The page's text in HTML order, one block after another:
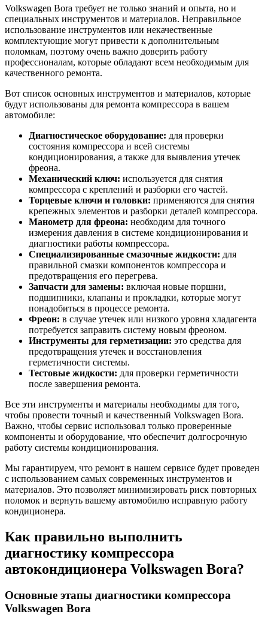
Volkswagen Bora требует не только знаний и опыта, но и
специальных инструментов и материалов. Неправильное
использование инструментов или некачественные
комплектующие могут привести к дополнительным
поломкам, поэтому очень важно доверить работу
профессионалам, которые обладают всем необходимым для
качественного ремонта.
Вот список основных инструментов и материалов, которые
будут использованы для ремонта компрессора в вашем
автомобиле:
Диагностическое оборудование: для проверки
состояния компрессора и всей системы
кондиционирования, а также для выявления утечек
фреона.
Механический ключ: используется для снятия
компрессора с креплений и разборки его частей.
Торцевые ключи и головки: применяются для снятия
крепежных элементов и разборки деталей компрессора.
Манометр для фреона: необходим для точного
измерения давления в системе кондиционирования и
диагностики работы компрессора.
Специализированные смазочные жидкости: для
правильной смазки компонентов компрессора и
предотвращения его перегрева.
Запчасти для замены: включая новые поршни,
подшипники, клапаны и прокладки, которые могут
понадобиться в процессе ремонта.
Фреон: в случае утечек или низкого уровня хладагента
потребуется заправить систему новым фреоном.
Инструменты для герметизации: это средства для
предотвращения утечек и восстановления
герметичности системы.
Тестовые жидкости: для проверки герметичности
после завершения ремонта.
Все эти инструменты и материалы необходимы для того,
чтобы провести точный и качественный Volkswagen Bora.
Важно, чтобы сервис использовал только проверенные
компоненты и оборудование, что обеспечит долгосрочную
работу системы кондиционирования.
Мы гарантируем, что ремонт в нашем сервисе будет проведен
с использованием самых современных инструментов и
материалов. Это позволяет минимизировать риск повторных
поломок и вернуть вашему автомобилю исправную работу
кондиционера.
Как правильно выполнить
диагностику компрессора
автокондиционера Volkswagen Bora?
Основные этапы диагностики компрессора
Volkswagen Bora